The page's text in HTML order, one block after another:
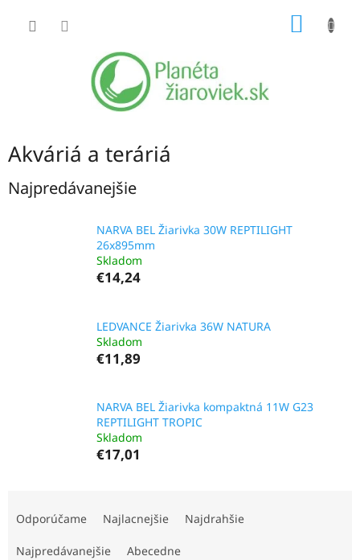
Akváriá a teráriá
Najpredávanejšie
NARVA BEL Žiarivka 30W REPTILIGHT
26x895mm
Skladom
€14,24
LEDVANCE Žiarivka 36W NATURA
Skladom
€11,89
NARVA BEL Žiarivka kompaktná 11W G23
REPTILIGHT TROPIC
Skladom
€17,01
Odporúčame Najlacnejšie Najdrahšie
Najpredávanejšie Abecedne